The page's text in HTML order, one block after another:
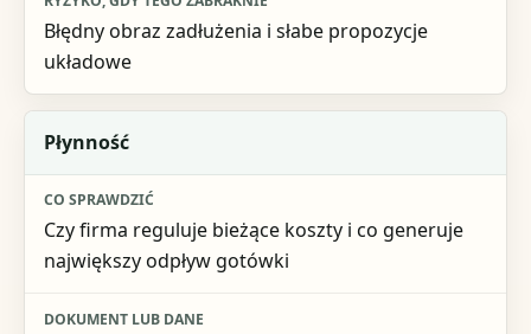
Błędny obraz zadłużenia i słabe propozycje
układowe
Płynność
Czy firma reguluje bieżące koszty i co generuje
największy odpływ gotówki